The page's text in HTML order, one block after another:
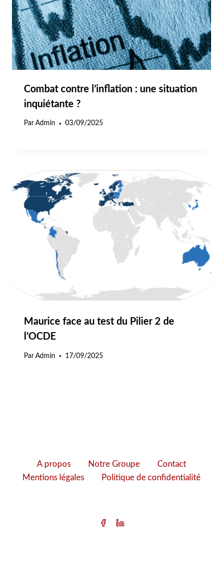
Combat contre l’inflation : une situation
inquiétante ?
Par Admin 03/09/2025
Maurice face au test du Pilier 2 de
l’OCDE
Par Admin 17/09/2025
A propos Notre Groupe
Contact
Mentions légales
Politique de confidentialité